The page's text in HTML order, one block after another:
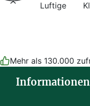
Luftige
Große (8–10 cm)
Mittlere (6–7 cm)
Mehr als 130.000